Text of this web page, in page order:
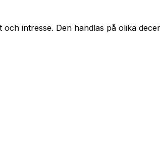
intresse. Den handlas på olika